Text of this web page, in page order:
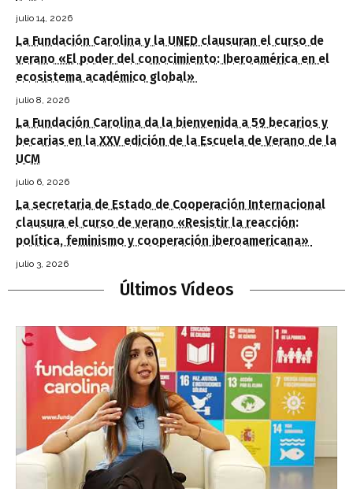
julio 14, 2026
La Fundación Carolina y la UNED clausuran el curso de
verano «El poder del conocimiento: Iberoamérica en el
ecosistema académico global»
julio 8, 2026
La Fundación Carolina da la bienvenida a 59 becarios y
becarias en la XXV edición de la Escuela de Verano de la
UCM
julio 6, 2026
La secretaria de Estado de Cooperación Internacional
clausura el curso de verano «Resistir la reacción:
política, feminismo y cooperación iberoamericana»
julio 3, 2026
Últimos Vídeos